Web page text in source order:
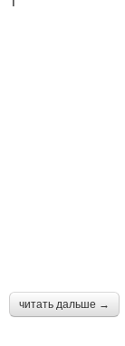
читать дальше →